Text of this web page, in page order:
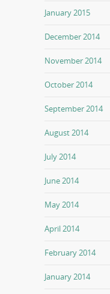
January 2015
December 2014
November 2014
October 2014
September 2014
August 2014
July 2014
June 2014
May 2014
April 2014
February 2014
January 2014